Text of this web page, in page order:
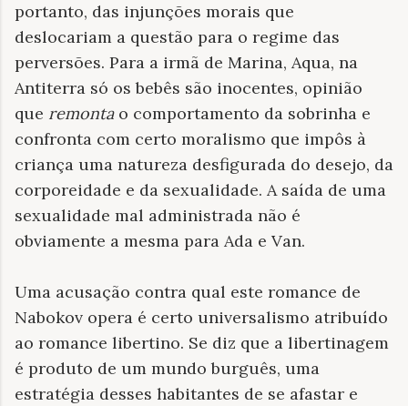
portanto, das injunções morais que
deslocariam a questão para o regime das
perversões. Para a irmã de Marina, Aqua, na
Antiterra só os bebês são inocentes, opinião
que remontao comportamento da sobrinha e
confronta com certo moralismo que impôs à
criança uma natureza desfigurada do desejo, da
corporeidade e da sexualidade. A saída de uma
sexualidade mal administrada não é
obviamente a mesma para Ada e Van.
Uma acusação contra qual este romance de
Nabokov opera é certo universalismo atribuído
ao romance libertino. Se diz que a libertinagem
é produto de um mundo burguês, uma
estratégia desses habitantes de se afastar e